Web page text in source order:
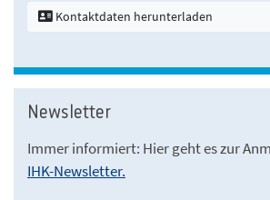
Kontaktdaten herunterladen
Newsletter
Immer informiert: Hier geht es zur
IHK-Newsletter.